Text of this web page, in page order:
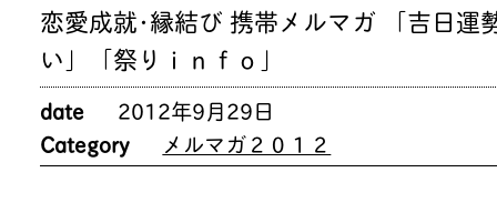
恋愛成就･縁結び 携帯メルマガ 「吉日運
い」「祭りｉｎｆｏ」
date
2012年9月29日
Category
メルマガ２０１２